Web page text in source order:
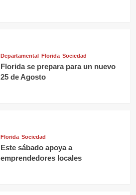
Departamental Florida Sociedad
Florida se prepara para un nuevo
25 de Agosto
Florida Sociedad
Este sábado apoya a
emprendedores locales